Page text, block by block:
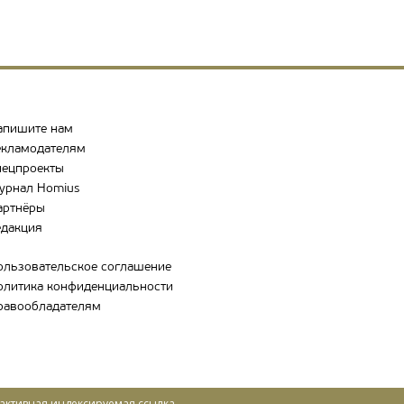
нам
Homius
соглашение
конфиденциальности